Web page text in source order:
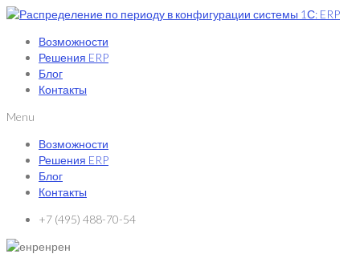
Возможности
Решения ERP
Блог
Контакты
Menu
Возможности
Решения ERP
Блог
Контакты
+7 (495) 488-70-54